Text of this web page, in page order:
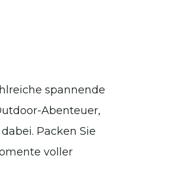
spannende
Abenteuer,
Packen Sie
voller